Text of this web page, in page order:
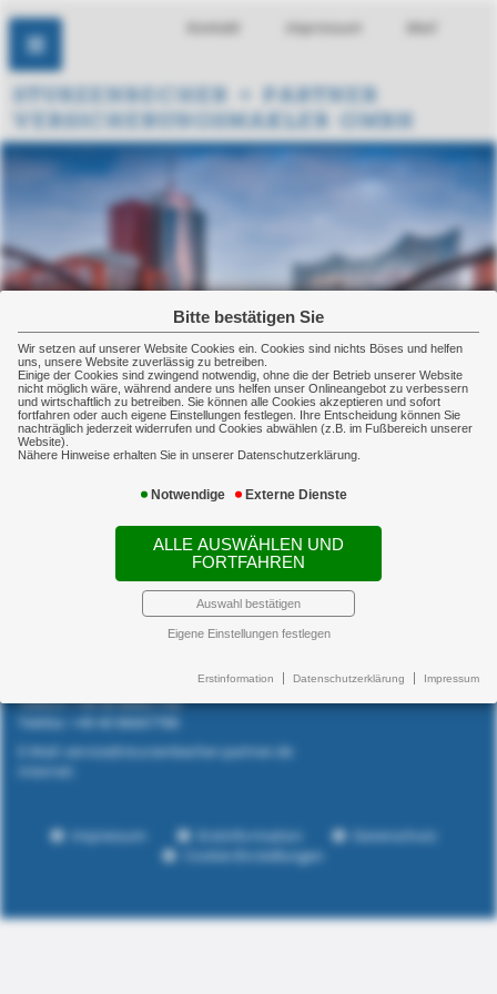
Bitte bestätigen Sie
Wir setzen auf unserer Website Cookies ein. Cookies sind nichts Böses und helfen
uns, unsere Website zuverlässig zu betreiben.
Einige der Cookies sind zwingend notwendig, ohne die der Betrieb unserer Website
nicht möglich wäre, während andere uns helfen unser Onlineangebot zu verbessern
und wirtschaftlich zu betreiben. Sie können alle Cookies akzeptieren und sofort
fortfahren oder auch eigene Einstellungen festlegen. Ihre Entscheidung können Sie
nachträglich jederzeit widerrufen und Cookies abwählen (z.B. im Fußbereich unserer
Website).
Nähere Hinweise erhalten Sie in unserer Datenschutzerklärung.
Notwendige Externe Dienste
ALLE AUSWÄHLEN UND
FORTFAHREN
Auswahl bestätigen
Eigene Einstellungen festlegen
Erstinformation Datenschutzerklärung Impressum
Kontakt Impressum Mail
News-Überblick
Versicherungsmakler GmbH
Telefon: +49 40 86667700
Telefax: +49 40 86667788
E-Mail: service@sturzenbecher-partner.de
Internet:
Impressum Erstinformation
Datenschutz
Cookie-Einstellungen